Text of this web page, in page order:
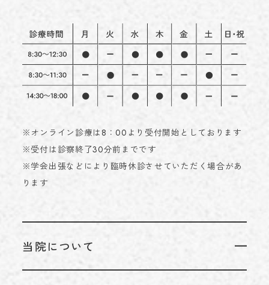
※オンライン診療は8：00より受付開始としております
※受付は診察終了30分前までです
※学会出張などにより臨時休診させていただく場合があ
ります
当院について